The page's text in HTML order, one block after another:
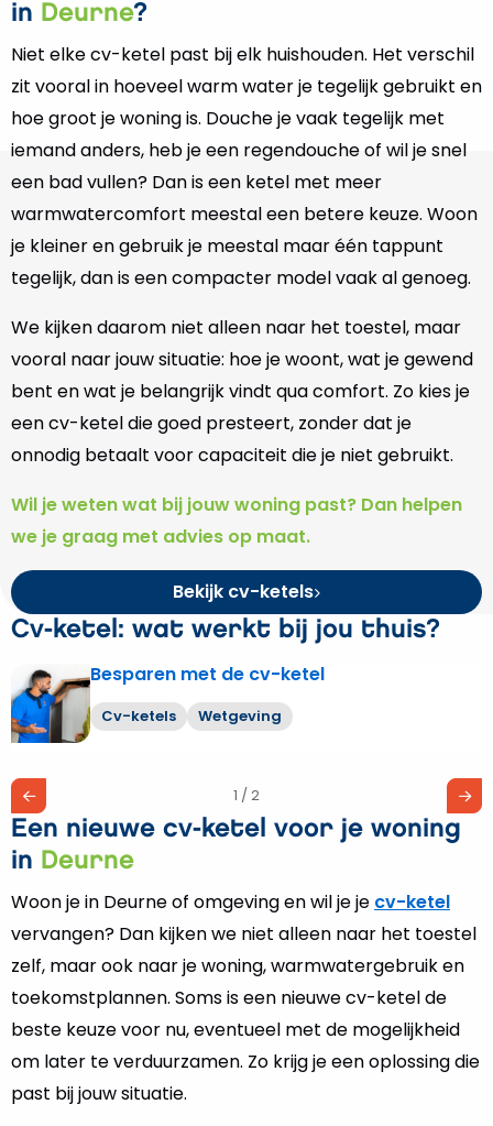
in Deurne?
Niet elke cv-ketel past bij elk huishouden. Het verschil
zit vooral in hoeveel warm water je tegelijk gebruikt en
hoe groot je woning is. Douche je vaak tegelijk met
iemand anders, heb je een regendouche of wil je snel
een bad vullen? Dan is een ketel met meer
warmwatercomfort meestal een betere keuze. Woon
je kleiner en gebruik je meestal maar één tappunt
tegelijk, dan is een compacter model vaak al genoeg.
We kijken daarom niet alleen naar het toestel, maar
vooral naar jouw situatie: hoe je woont, wat je gewend
bent en wat je belangrijk vindt qua comfort. Zo kies je
een cv-ketel die goed presteert, zonder dat je
onnodig betaalt voor capaciteit die je niet gebruikt.
Wil je weten wat bij jouw woning past? Dan helpen
we je graag met advies op maat.
Bekijk cv-ketels
Cv-ketel: wat werkt bij jou thuis?
Besparen met de cv-ketel
Cv-ketels Wetgeving
Lees
meer
over
met
de
cv-
ketel
1 / 2
Een nieuwe cv-ketel voor je woning
in Deurne
Woon je in Deurne of omgeving en wil je je cv-ketel
vervangen? Dan kijken we niet alleen naar het toestel
zelf, maar ook naar je woning, warmwatergebruik en
toekomstplannen. Soms is een nieuwe cv-ketel de
beste keuze voor nu, eventueel met de mogelijkheid
om later te verduurzamen. Zo krijg je een oplossing die
past bij jouw situatie.